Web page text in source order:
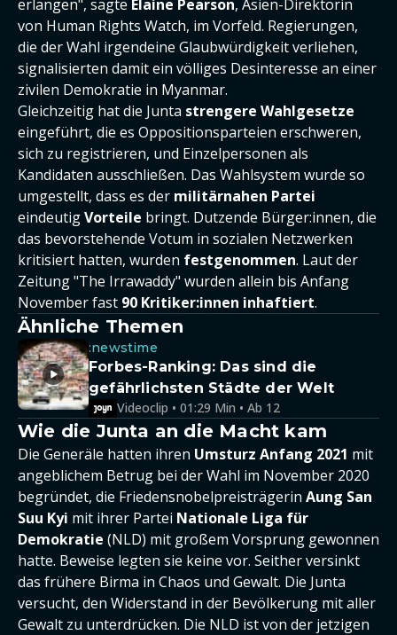
erlangen", sagte Elaine Pearson, Asien-Direktorin
von Human Rights Watch, im Vorfeld. Regierungen,
die der Wahl irgendeine Glaubwürdigkeit verliehen,
signalisierten damit ein völliges Desinteresse an einer
zivilen Demokratie in Myanmar.
Gleichzeitig hat die Junta strengere Wahlgesetze
eingeführt, die es Oppositionsparteien erschweren,
sich zu registrieren, und Einzelpersonen als
Kandidaten ausschließen. Das Wahlsystem wurde so
umgestellt, dass es der militärnahen Partei
eindeutigVorteile bringt. Dutzende Bürger:innen, die
das bevorstehende Votum in sozialen Netzwerken
kritisiert hatten, wurden festgenommen. Laut der
Zeitung "The Irrawaddy" wurden allein bis Anfang
November fast 90 Kritiker:innen inhaftiert.
Ähnliche Themen
:newstime
Forbes-Ranking: Das sind die
gefährlichsten Städte der Welt
Videoclip • 01:29 Min • Ab 12
Wie die Junta an die Macht kam
Die Generäle hatten ihren Umsturz Anfang 2021 mit
angeblichem Betrug bei der Wahl im November 2020
begründet, die Friedensnobelpreisträgerin Aung San
Suu Kyi mit ihrer Partei Nationale Liga für
Demokratie (NLD) mit großem Vorsprung gewonnen
hatte. Beweise legten sie keine vor. Seither versinkt
das frühere Birma in Chaos und Gewalt. Die Junta
versucht, den Widerstand in der Bevölkerung mit aller
Gewalt zu unterdrücken. Die NLD ist von der jetzigen